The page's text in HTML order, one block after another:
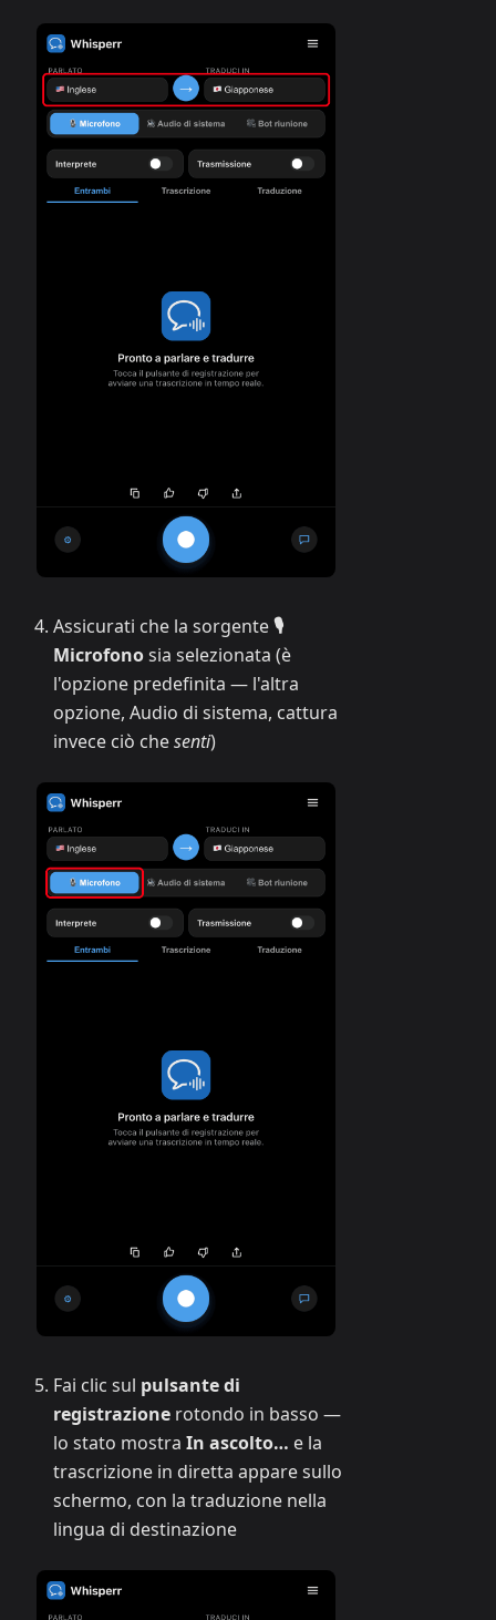
Assicurati che la sorgente🎙️
Microfonosia selezionata (è
l'opzione predefinita — l'altra
opzione, Audio di sistema, cattura
invece ciò chesenti)
Fai clic sul pulsante di
registrazione rotondo in basso —
lo stato mostra In ascolto… e la
trascrizione in diretta appare sullo
schermo, con la traduzione nella
lingua di destinazione